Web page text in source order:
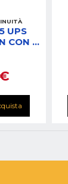
UPS
CON 4